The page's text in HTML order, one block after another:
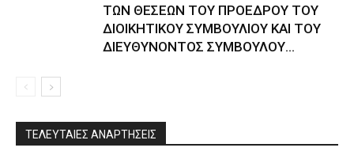
ΤΩΝ ΘΕΣΕΩΝ ΤΟΥ ΠΡΟΕΔΡΟΥ ΤΟΥ
ΔΙΟΙΚΗΤΙΚΟΥ ΣΥΜΒΟΥΛΙΟΥ ΚΑΙ ΤΟΥ
ΔΙΕΥΘΥΝΟΝΤΟΣ ΣΥΜΒΟΥΛΟΥ...
ΤΕΛΕΥΤΑΙΕΣ ΑΝΑΡΤΗΣΕΙΣ